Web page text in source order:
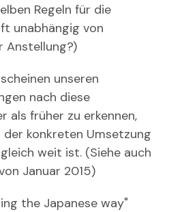
Regeln für die
unabhängig von
unseren
nach diese
als früher zu erkennen,
konkreten Umsetzung
weit ist. (Siehe auch
Januar 2015)
the Japanese way"